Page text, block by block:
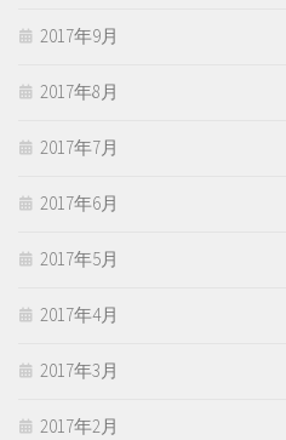
2017年9月
2017年8月
2017年7月
2017年6月
2017年5月
2017年4月
2017年3月
2017年2月